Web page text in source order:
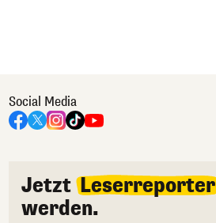
Social Media
Jetzt Leserreporter
werden.